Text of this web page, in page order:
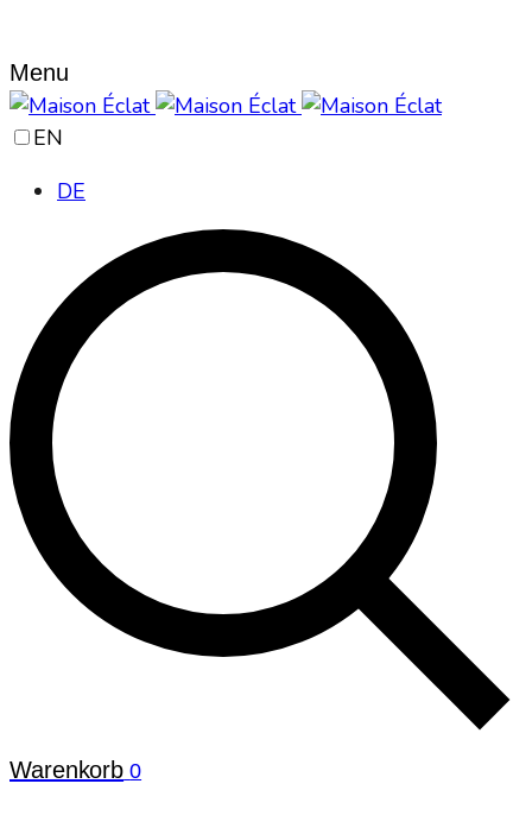
Menu
EN
DE
Warenkorb 0